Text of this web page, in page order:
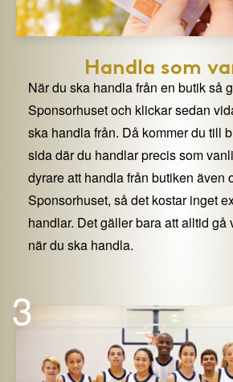
Handla som
När du ska handla från en butik så
Sponsorhuset och klickar sedan
ska handla från. Då kommer du till
sida där du handlar precis som
dyrare att handla från butiken även
Sponsorhuset, så det kostar inget
handlar. Det gäller bara att alltid gå
när du ska handla.
3